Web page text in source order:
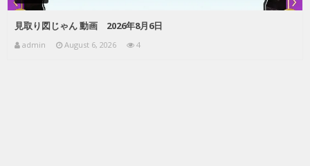
見取り図じゃん 動画 2026年8月6日
admin August 6, 2026 4